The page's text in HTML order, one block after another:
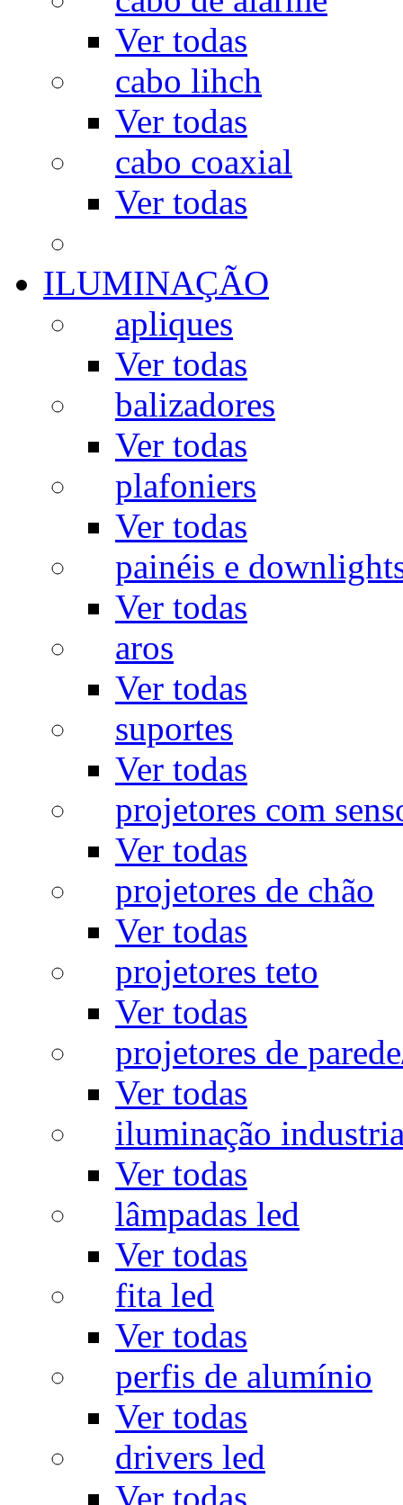
Ver todas
cabo lihch
Ver todas
cabo coaxial
Ver todas
ILUMINAÇÃO
apliques
Ver todas
balizadores
Ver todas
plafoniers
Ver todas
painéis e
Ver todas
aros
Ver todas
suportes
Ver todas
projetores com
Ver todas
projetores de chão
Ver todas
projetores teto
Ver todas
projetores de
Ver todas
iluminação
Ver todas
lâmpadas led
Ver todas
fita led
Ver todas
perfis de alumínio
Ver todas
drivers led